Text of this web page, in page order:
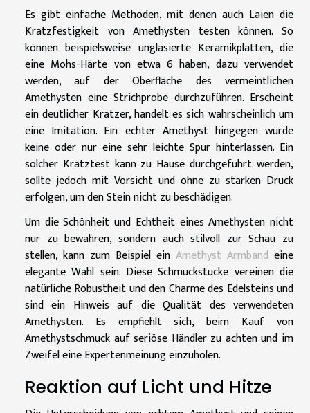
Es gibt einfache Methoden, mit denen auch Laien die
Kratzfestigkeit von Amethysten testen können. So
können beispielsweise unglasierte Keramikplatten, die
eine Mohs-Härte von etwa 6 haben, dazu verwendet
werden, auf der Oberfläche des vermeintlichen
Amethysten eine Strichprobe durchzuführen. Erscheint
ein deutlicher Kratzer, handelt es sich wahrscheinlich um
eine Imitation. Ein echter Amethyst hingegen würde
keine oder nur eine sehr leichte Spur hinterlassen. Ein
solcher Kratztest kann zu Hause durchgeführt werden,
sollte jedoch mit Vorsicht und ohne zu starken Druck
erfolgen, um den Stein nicht zu beschädigen.
Um die Schönheit und Echtheit eines Amethysten nicht
nur zu bewahren, sondern auch stilvoll zur Schau zu
stellen, kann zum Beispiel ein Amethyst Armband eine
elegante Wahl sein. Diese Schmuckstücke vereinen die
natürliche Robustheit und den Charme des Edelsteins und
sind ein Hinweis auf die Qualität des verwendeten
Amethysten. Es empfiehlt sich, beim Kauf von
Amethystschmuck auf seriöse Händler zu achten und im
Zweifel eine Expertenmeinung einzuholen.
Reaktion auf Licht und Hitze